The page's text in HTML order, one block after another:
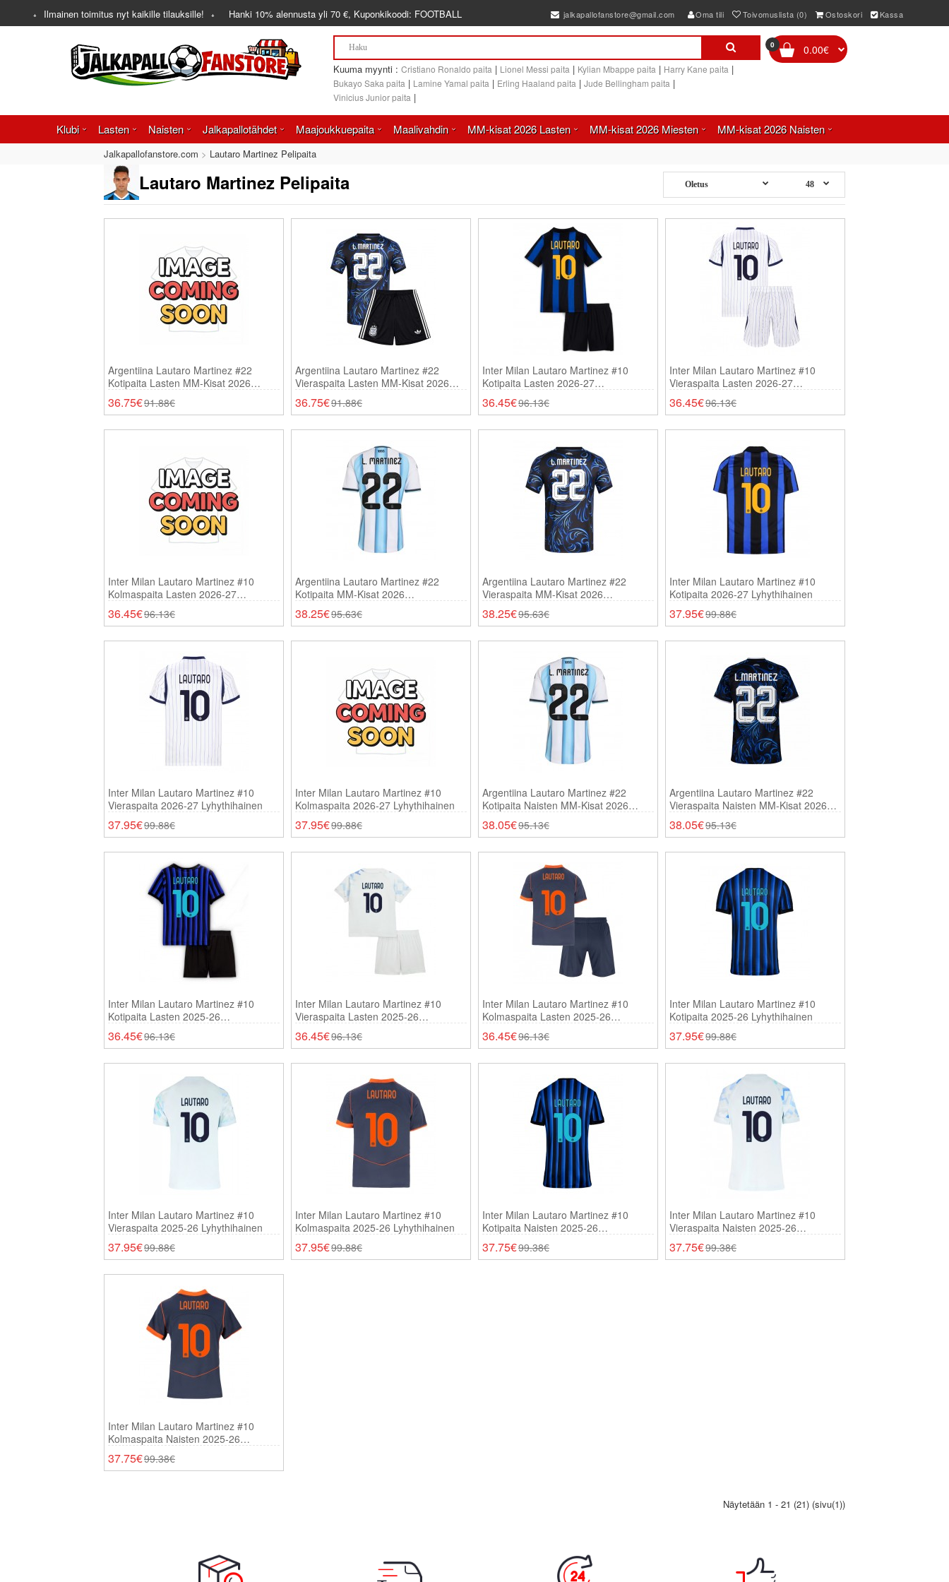
Ilmainen toimitus nyt kaikille tilauksille! Hanki 10% alennusta yli 70 €, Kuponkikoodi: FOOTBALL jalkapallofanstore@gmail.com Oma tili Toivomuslista (0) Ostoskori Kassa
Kuuma myynti : Cristiano Ronaldo paita | Lionel Messi paita | Kylian Mbappe paita | Harry Kane paita |
Bukayo Saka paita | Lamine Yamal paita | Erling Haaland paita | Jude Bellingham paita |
Vinicius Junior paita |
0 0.00€
Klubi Lasten Naisten Jalkapallotähdet Maajoukkuepaita Maalivahdin MM-kisat 2026 Lasten MM-kisat 2026 Miesten MM-kisat 2026 Naisten
Jalkapallofanstore.com Lautaro Martinez Pelipaita
Lautaro Martinez Pelipaita
Argentiina Lautaro Martinez #22
Kotipaita Lasten MM-Kisat 2026
Lyhythihainen (+ Shortsit)
36.75€91.88€
Argentiina Lautaro Martinez #22
Vieraspaita Lasten MM-Kisat 2026
Lyhythihainen (+ Shortsit)
36.75€91.88€
Inter Milan Lautaro Martinez #10
Kotipaita Lasten 2026-27
Lyhythihainen (+ Shortsit)
36.45€96.13€
Inter Milan Lautaro Martinez #10
Vieraspaita Lasten 2026-27
Lyhythihainen (+ Shortsit)
36.45€96.13€
Inter Milan Lautaro Martinez #10
Kolmaspaita Lasten 2026-27
Lyhythihainen (+ Shortsit)
36.45€96.13€
Argentiina Lautaro Martinez #22
Kotipaita MM-Kisat 2026
Lyhythihainen
38.25€95.63€
Argentiina Lautaro Martinez #22
Vieraspaita MM-Kisat 2026
Lyhythihainen
38.25€95.63€
Inter Milan Lautaro Martinez #10
Kotipaita 2026-27 Lyhythihainen
37.95€99.88€
Inter Milan Lautaro Martinez #10
Vieraspaita 2026-27 Lyhythihainen
37.95€99.88€
Inter Milan Lautaro Martinez #10
Kolmaspaita 2026-27 Lyhythihainen
37.95€99.88€
Argentiina Lautaro Martinez #22
Kotipaita Naisten MM-Kisat 2026
Lyhythihainen
38.05€95.13€
Argentiina Lautaro Martinez #22
Vieraspaita Naisten MM-Kisat 2026
Lyhythihainen
38.05€95.13€
Inter Milan Lautaro Martinez #10
Kotipaita Lasten 2025-26
Lyhythihainen (+ Shortsit)
36.45€96.13€
Inter Milan Lautaro Martinez #10
Vieraspaita Lasten 2025-26
Lyhythihainen (+ Shortsit)
36.45€96.13€
Inter Milan Lautaro Martinez #10
Kolmaspaita Lasten 2025-26
Lyhythihainen (+ Shortsit)
36.45€96.13€
Inter Milan Lautaro Martinez #10
Kotipaita 2025-26 Lyhythihainen
37.95€99.88€
Inter Milan Lautaro Martinez #10
Vieraspaita 2025-26 Lyhythihainen
37.95€99.88€
Inter Milan Lautaro Martinez #10
Kolmaspaita 2025-26 Lyhythihainen
37.95€99.88€
Inter Milan Lautaro Martinez #10
Kotipaita Naisten 2025-26
Lyhythihainen
37.75€99.38€
Inter Milan Lautaro Martinez #10
Vieraspaita Naisten 2025-26
Lyhythihainen
37.75€99.38€
Inter Milan Lautaro Martinez #10
Kolmaspaita Naisten 2025-26
Lyhythihainen
37.75€99.38€
Näytetään 1 - 21 (21) (sivu(1))